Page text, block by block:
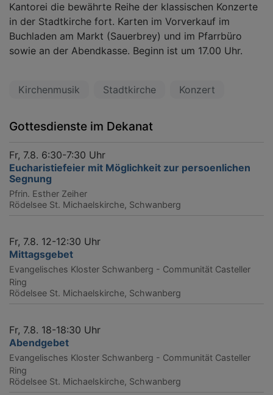
Kantorei die bewährte Reihe der klassischen Konzerte
in der Stadtkirche fort. Karten im Vorverkauf im
Buchladen am Markt (Sauerbrey) und im Pfarrbüro
sowie an der Abendkasse. Beginn ist um 17.00 Uhr.
Kirchenmusik Stadtkirche Konzert
Gottesdienste im Dekanat
Fr, 7.8. 6:30-7:30 Uhr
Eucharistiefeier mit Möglichkeit zur persoenlichen
Segnung
Pfrin. Esther Zeiher
Rödelsee St. Michaelskirche, Schwanberg
Fr, 7.8. 12-12:30 Uhr
Mittagsgebet
Evangelisches Kloster Schwanberg - Communität Casteller
Ring
Rödelsee St. Michaelskirche, Schwanberg
Fr, 7.8. 18-18:30 Uhr
Abendgebet
Evangelisches Kloster Schwanberg - Communität Casteller
Ring
Rödelsee St. Michaelskirche, Schwanberg